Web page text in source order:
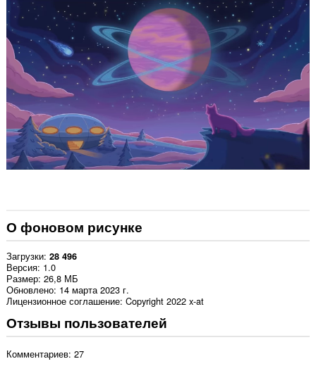
О фоновом рисунке
Загрузки 28 496
Версия 1.0
Размер 26,8 МБ
Обновлено 14 марта 2023 г.
Лицензионное соглашение Copyright 2022 x-at
Отзывы пользователей
Комментариев: 27